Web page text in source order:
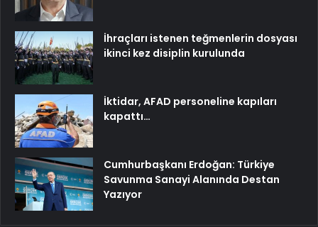
İhraçları istenen teğmenlerin dosyası
ikinci kez disiplin kurulunda
İktidar, AFAD personeline kapıları
kapattı…
Cumhurbaşkanı Erdoğan: Türkiye
Savunma Sanayi Alanında Destan
Yazıyor